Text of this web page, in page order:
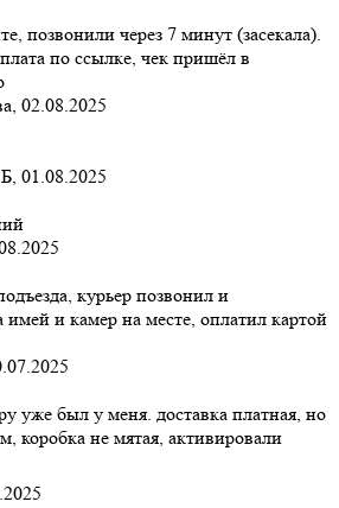
позвонили через 7 минут (засекала).
по ссылке, чек пришёл в
, 02.08.2025
, 01.08.2025
курьер позвонил и
имей и камер на месте, оплатил картой
уже был у меня. доставка платная, но
коробка не мятая, активировали